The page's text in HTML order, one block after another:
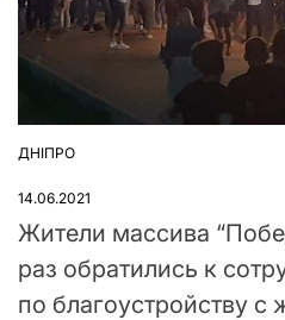
ОПУБЛІКУВАТИ
ДНІПРО
14.06.2021
Жители массива
раз обратились к
по благоустройству с